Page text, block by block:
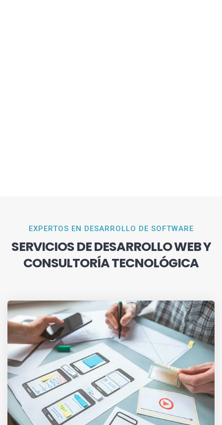
EXPERTOS EN DESARROLLO DE SOFTWARE
SERVICIOS DE DESARROLLO WEB Y
CONSULTORÍA TECNOLÓGICA